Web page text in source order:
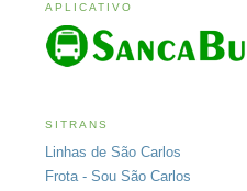
APLICATIVO
SITRANS
Linhas de São Carlos
Frota - Sou São Carlos